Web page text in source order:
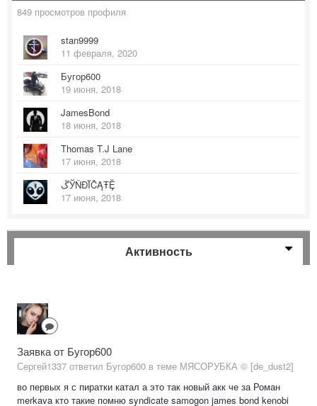
849 просмотров профиля
stan9999
11 февраля, 2020
Бугор600
19 июня, 2018
JamesBond
18 июня, 2018
Thomas T.J Lane
17 июня, 2018
ﮚЎŇĐĬĈĄŦḜ
17 июня, 2018
Активность
Заявка от Бугор600
Сергей1337 ответил Бугор600 в теме МЯСОРУБКА © [de_dust2]
во первых я с пиратки катал а это так новый акк че за Роман
merkava кто такие помню syndicate samogon james bond kenobi